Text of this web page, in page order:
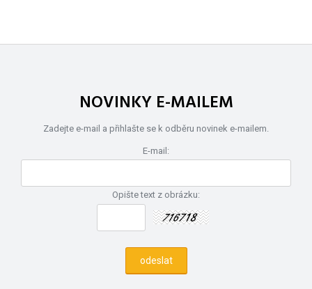
NOVINKY E-MAILEM
Zadejte e-mail a přihlašte se k odběru novinek e-mailem.
E-mail:
Opište text z obrázku: